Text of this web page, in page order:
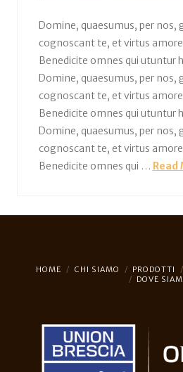
Domine, quaesumus, per nos,
cognoscant te, et virtus
Benedicite omnes qui utuntur
Domine, quaesumus, per nos,
cognoscant te, et virtus
Benedicite omnes qui utuntur
Domine, quaesumus, per nos,
cognoscant te, et virtus
Benedicite omnes qui … Read
HOME CHI SIAMO PRODOTTI
DOVE